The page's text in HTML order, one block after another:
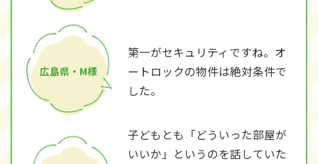
広島県・M様
第一がセキュリティですね。オ
ートロックの物件は絶対条件で
した。
子どもとも「どういった部屋が
いいか」というのを話していた